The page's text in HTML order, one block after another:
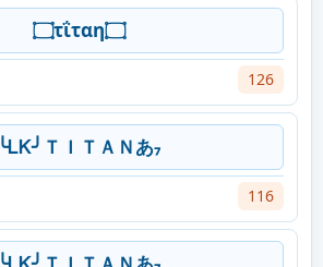
۝τΐταη۝
126
╰ᏞᏦ╯ＴＩＴＡＮあ₇
116